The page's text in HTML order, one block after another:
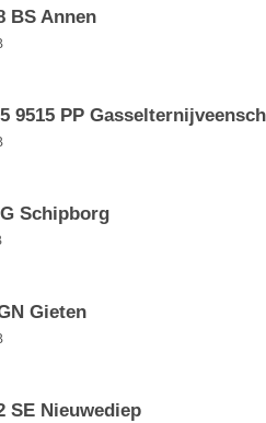
BS Annen
9515 PP
Schipborg
Gieten
SE Nieuwediep